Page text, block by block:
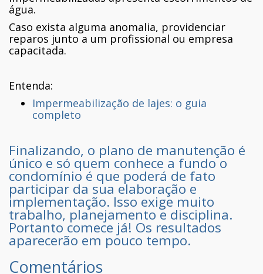
água.
Caso exista alguma anomalia, providenciar
reparos junto a um profissional ou empresa
capacitada.
Entenda:
Impermeabilização de lajes: o guia
completo
Finalizando, o plano de manutenção é
único e só quem conhece a fundo o
condomínio é que poderá de fato
participar da sua elaboração e
implementação. Isso exige muito
trabalho, planejamento e disciplina.
Portanto comece já! Os resultados
aparecerão em pouco tempo.
Comentários